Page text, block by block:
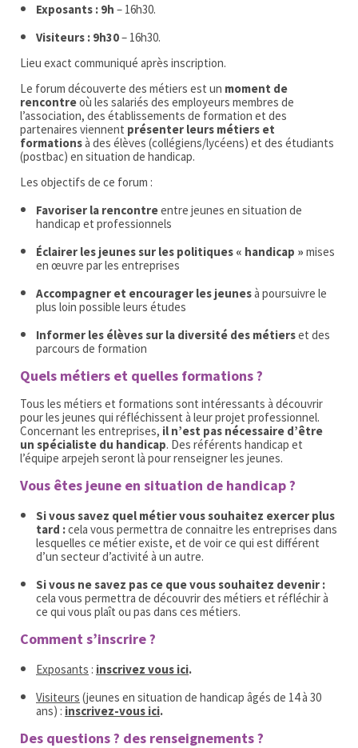
Exposants : 9h – 16h30.
Visiteurs : 9h30– 16h30.
Lieu exact communiqué après inscription.
Le forum découverte des métiers est un moment de
rencontreoù les salariés des employeurs membres de
l’association, des établissements de formation et des
partenaires viennent présenter leurs métiers et
formationsà des élèves (collégiens/lycéens) et des étudiants
(postbac) en situation de handicap.
Les objectifs de ce forum :
Favoriser la rencontreentre jeunes en situation de
handicap et professionnels
Éclairer les jeunes sur les politiques « handicap » mises
en œuvre par les entreprises
Accompagner et encourager les jeunesà poursuivre le
plus loin possible leurs études
Informer les élèves sur la diversité des métierset des
parcours de formation
Quels métiers et quelles formations ?
Tous les métiers et formations sont intéressants à découvrir
pour les jeunes qui réfléchissent à leur projet professionnel.
Concernant les entreprises, il n’est pas nécessaire d’être
un spécialiste du handicap. Des référents handicap et
l’équipe arpejeh seront là pour renseigner les jeunes.
Vous êtes jeune en situation de handicap ?
Si vous savez quel métier vous souhaitez exercer plus
tard :cela vous permettra de connaitre les entreprises dans
lesquelles ce métier existe, et de voir ce qui est différent
d’un secteur d’activité à un autre.
Si vous ne savez pas ce que vous souhaitez devenir :
cela vous permettra de découvrir des métiers et réfléchir à
ce qui vous plaît ou pas dans ces métiers.
Comment s’inscrire ?
Exposants : inscrivez vous ici.
Visiteurs (jeunes en situation de handicap âgés de 14 à 30
ans) : inscrivez-vous ici.
Des questions ? des renseignements ?